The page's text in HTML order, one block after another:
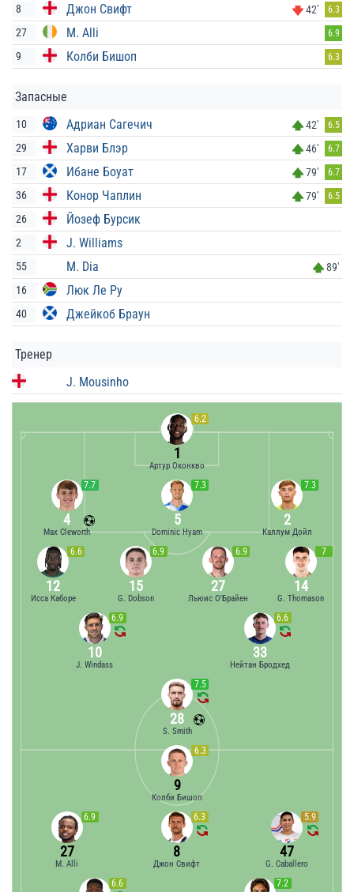
8 Джон Свифт 42' 6.3
27 M. Alli 6.9
9 Колби Бишоп 6.3
Запасные
10 Адриан Сагечич 42' 6.5
29 Харви Блэр 46' 6.7
17 Ибане Боуат 79' 6.7
36 Конор Чаплин 79' 6.5
26 Йозеф Бурсик
2 J. Williams
55 M. Dia
89'
16
Люк Ле Ру
40 Джейкоб Браун
Тренер
J. Mousinho
6.2
1
Артур Оконкво
7.3
2
Каллум Дойл
7.3
5
Dominic Hyam
7.7
4
Max Cleworth
7
14
G. Thomason
6.9
27
Льюис О'Брайен
6.9
15
G. Dobson
6.6
12
Исса Каборе
6.6
33
Нейтан Бродхед
6.9
10
J. Windass
7.5
28
S. Smith
6.6 7.2
6.9
27
M. Alli
6.3
8
Джон Свифт
5.9
47
G. Caballero
6.3
9
Колби Бишоп